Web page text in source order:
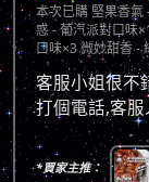
本次已購 堅果香氣
惑 - 葡汽派對口味
口味×3 微妙甜香 -
客服小姐很不
打個電話,客
*買家主推：